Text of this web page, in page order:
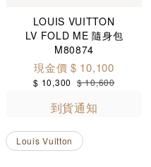
LOUIS VUITTON
LV FOLD ME 隨身包
M80874
現金價 $ 10,100
$ 10,300 $ 10,600
到貨通知
Louis Vuitton